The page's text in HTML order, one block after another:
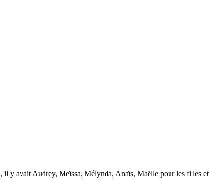
il y avait Audrey, Meïssa, Mélynda, Anaïs, Maëlle pour les filles et